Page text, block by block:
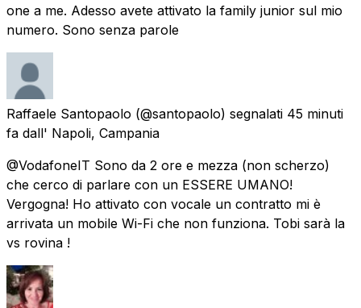
one a me. Adesso avete attivato la family junior sul mio
numero. Sono senza parole
Raffaele Santopaolo (@santopaolo) segnalati 45 minuti
fa dall' Napoli, Campania
@VodafoneIT Sono da 2 ore e mezza (non scherzo)
che cerco di parlare con un ESSERE UMANO!
Vergogna! Ho attivato con vocale un contratto mi è
arrivata un mobile Wi-Fi che non funziona. Tobi sarà la
vs rovina !